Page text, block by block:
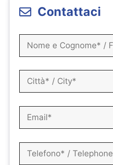
Contattaci